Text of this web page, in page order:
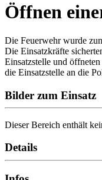
Öffnen
Die Feuerwehr wurde
Die Einsatzkräfte
Einsatzstelle und
die Einsatzstelle an die
Bilder zum Einsatz
Dieser Bereich enthält
Details